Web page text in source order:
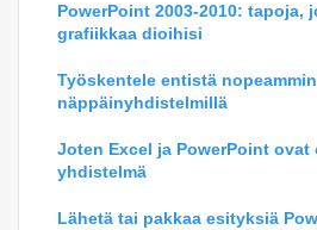
PowerPoint 2003-2010: tapoja,
grafiikkaa dioihisi
Työskentele entistä
näppäinyhdistelmillä
Joten Excel ja PowerPoint
yhdistelmä
Lähetä tai pakkaa esityksiä